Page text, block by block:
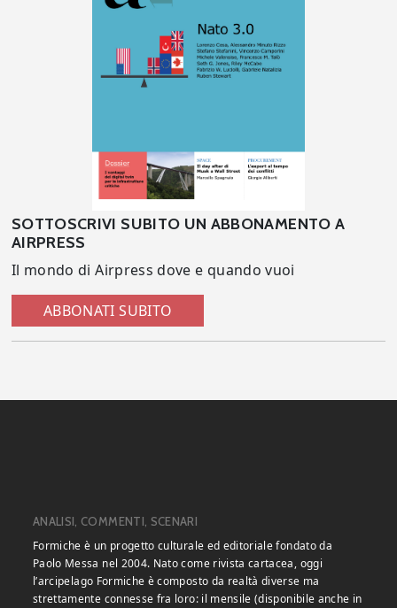
SOTTOSCRIVI SUBITO UN ABBONAMENTO A
AIRPRESS
Il mondo di Airpress dove e quando vuoi
ABBONATI SUBITO
ANALISI, COMMENTI, SCENARI
Formiche è un progetto culturale ed editoriale fondato da
Paolo Messa nel 2004. Nato come rivista cartacea, oggi
l’arcipelago Formiche è composto da realtà diverse ma
strettamente connesse fra loro: il mensile (disponibile anche in